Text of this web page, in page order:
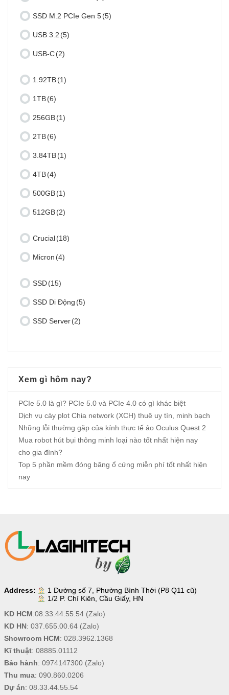
SSD M.2 PCIe Gen 5(5)
USB 3.2 (5)
USB-C(2)
1.92TB(1)
1TB(6)
256GB(1)
2TB(6)
3.84TB(1)
4TB(4)
500GB(1)
512GB(2)
Crucial(18)
Micron (4)
SSD(15)
SSD Di Động (5)
SSD Server(2)
Xem gì hôm nay?
PCIe 5.0 là gì? PCIe 5.0 và PCIe 4.0 có gì khác biệt
Dịch vụ cày plot Chia network (XCH) thuê uy tín, minh bạch
Những lỗi thường gặp của kính thực tế ảo Oculus Quest 2
Mua robot hút bụi thông minh loại nào tốt nhất hiện nay
cho gia đình?
Top 5 phần mềm đóng băng ổ cứng miễn phí tốt nhất hiện
nay
Address:
1 Đường số 7, Phường Bình Thới (P8 Q11 cũ)
1/2 P. Chí Kiên, Cầu Giấy, HN
KD HCM:08.33.44.55.54(Zalo)
KD HN: 037.655.00.64(Zalo)
Showroom HCM: 028.3962.1368
Kĩ thuật: 08885.01112
Bảo hành: 0974147300(Zalo)
Thu mua: 090.860.0206
Dự án: 08.33.44.55.54